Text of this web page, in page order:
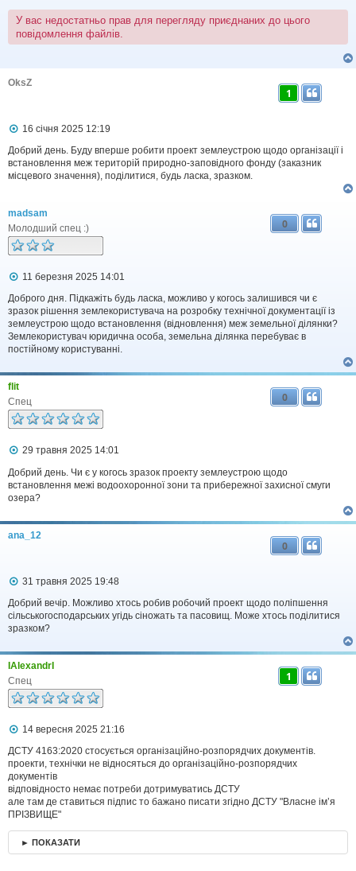
н
н
я
У вас недостатньо прав для перегляду приєднаних до цього
повідомлення файлів.
OksZ
1
П
в
і
д
е
н
н
я
16 січня 2025 12:19
Добрий день. Буду вперше робити проект землеустрою щодо організації і
встановлення меж територій природно-заповідного фонду (заказник
місцевого значення), поділитися, будь ласка, зразком.
madsam
Молодший спец :)
0
П
в
і
д
о
м
л
н
я
11 березня 2025 14:01
Доброго дня. Підкажіть будь ласка, можливо у когось залишився чи є
зразок рішення землекористувача на розробку технічної документації із
землеустрою щодо встановлення (відновлення) меж земельної ділянки?
Землекористувач юридична особа, земельна ділянка перебуває в
постійному користуванні.
flit
Спец
0
П
в
і
д
о
л
е
29 травня 2025 14:01
Добрий день. Чи є у когось зразок проекту землеустрою щодо
встановлення межі водоохоронної зони та прибережної захисної смуги
озера?
ana_12
0
П
в
і
д
л
е
н
н
я
31 травня 2025 19:48
Добрий вечір. Можливо хтось робив робочий проект щодо поліпшення
сільськогосподарських угідь сіножать та пасовищ. Може хтось поділитися
зразком?
IAlexandrI
Спец
1
П
в
і
д
о
м
л
е
н
н
14 вересня 2025 21:16
ДСТУ 4163:2020 стосується організаційно-розпорядчих документів.
проекти, технічки не відносяться до організаційно-розпорядчих
документів
відповідносто немає потреби дотримуватись ДСТУ
але там де ставиться підпис то бажано писати згідно ДСТУ "Власне ім’я
ПРІЗВИЩЕ"
► ПОКАЗАТИ